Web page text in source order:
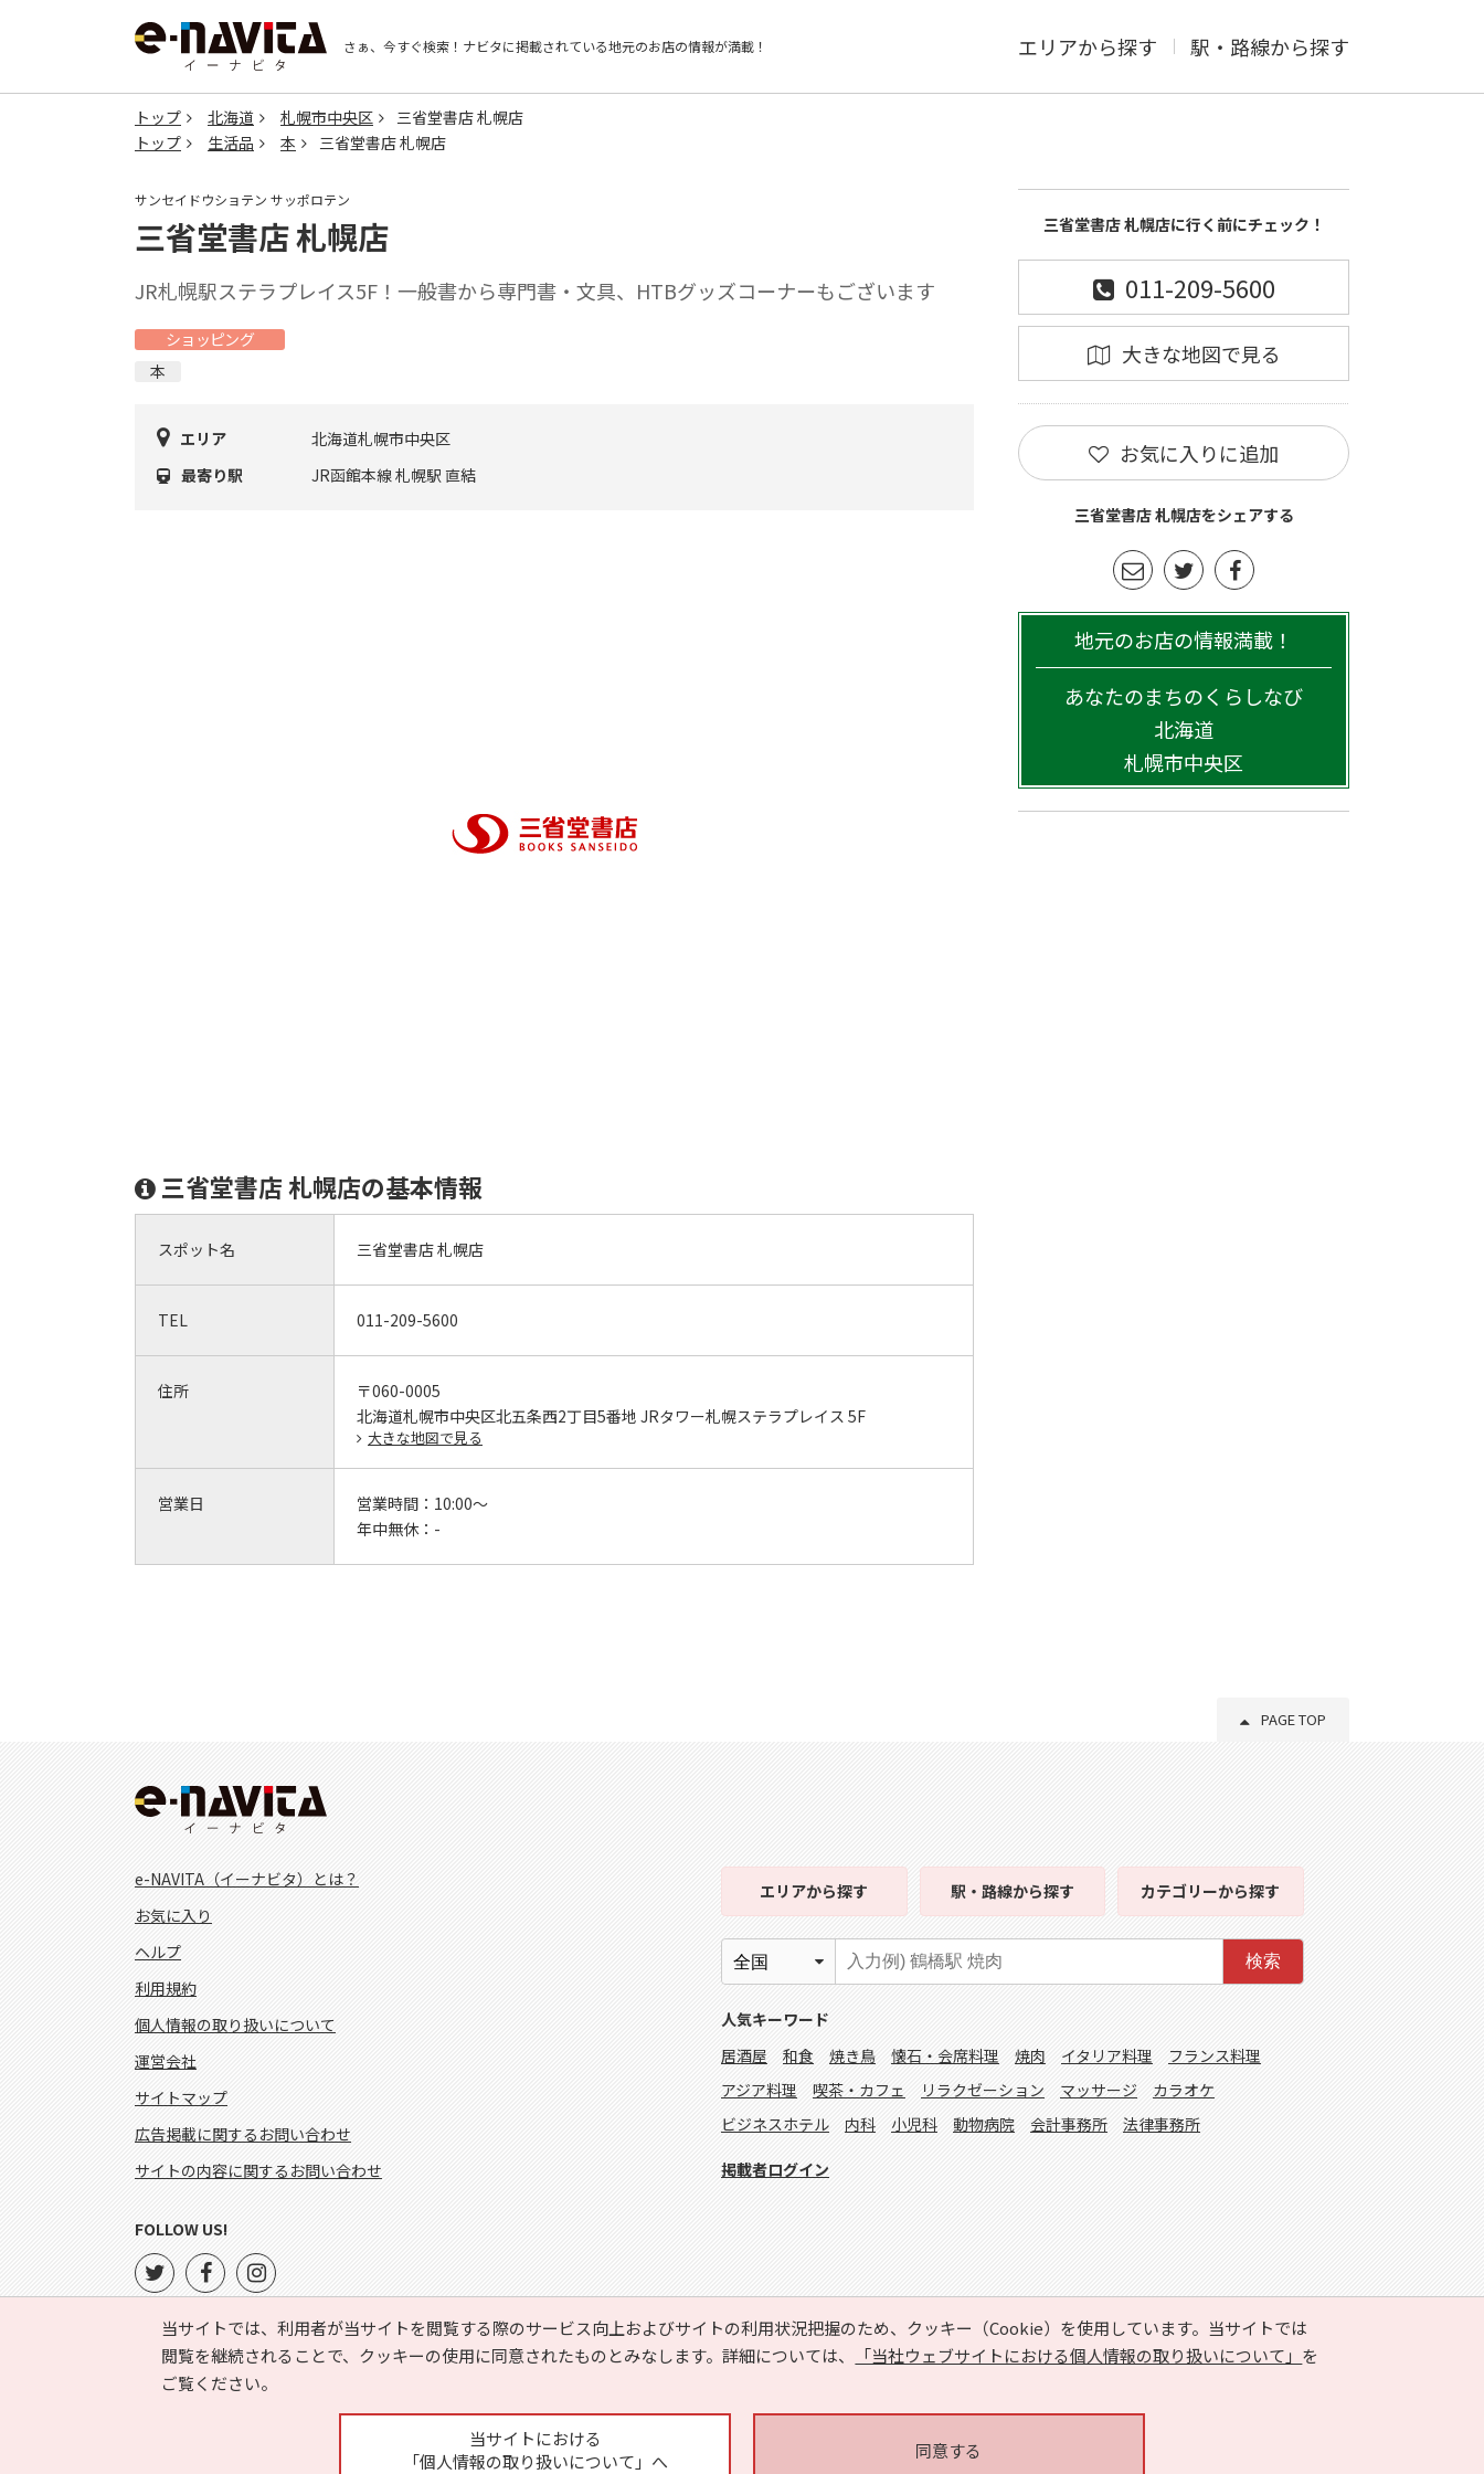
さぁ、今すぐ検索！ ナビタに掲載されている地元のお店の情報が満載！ エリアから探す 駅・路線から探す
トップ 北海道 札幌市中央区
三省堂書店 札幌店
トップ
生活品 本 三省堂書店 札幌店
サンセイドウショテン サッポロテン
三省堂書店 札幌店
JR札幌駅ステラプレイス5F！一般書から専門書・文具、HTBグッズコーナーもございます
ショッピング
本
エリア
北海道札幌市中央区
最寄り駅
JR函館本線 札幌駅 直結
三省堂書店 札幌店の基本情報
スポット名 三省堂書店 札幌店
TEL 011-209-5600
住所
〒060-0005
北海道札幌市中央区北五条西2丁目5番地 JRタワー札幌ステラプレイス 5F
大きな地図で見る
営業日 営業時間： 10:00～
年中無休： -
三省堂書店 札幌店に行く前にチェック！
011-209-5600
大きな地図で見る
お気に入りに追加
三省堂書店 札幌店をシェアする
地元のお店の情報満載！
あなたのまちのくらしなび
北海道
札幌市中央区
PAGE TOP
当サイトでは、利用者が当サイトを閲覧する際のサービス向上およびサイトの利用状況把握のため、クッキー（Cookie）を使用しています。当サイトでは
閲覧を継続されることで、クッキーの使用に同意されたものとみなします。詳細については、
「当社ウェブサイトにおける個人情報の取り扱いについて」 を
ご覧ください。
当サイトにおける
「個人情報の取り扱いについて」へ
同意する
e-NAVITA（イーナビタ）とは？
お気に入り
ヘルプ
利用規約
個人情報の取り扱いについて
運営会社
サイトマップ
広告掲載に関するお問い合わせ
サイトの内容に関するお問い合わせ
エリアから探す 駅・路線から探す カテゴリーから探す
検索
人気キーワード
居酒屋
和食 焼き鳥 懐石・会席料理 焼肉 イタリア料理
フランス料理
アジア料理
喫茶・カフェ リラクゼーション マッサージ
カラオケ
ビジネスホテル
内科 小児科 動物病院 会計事務所 法律事務所
掲載者ログイン
FOLLOW US!
Copyright © HYOJITO.Co.,Ltd. All Rights Reserved.